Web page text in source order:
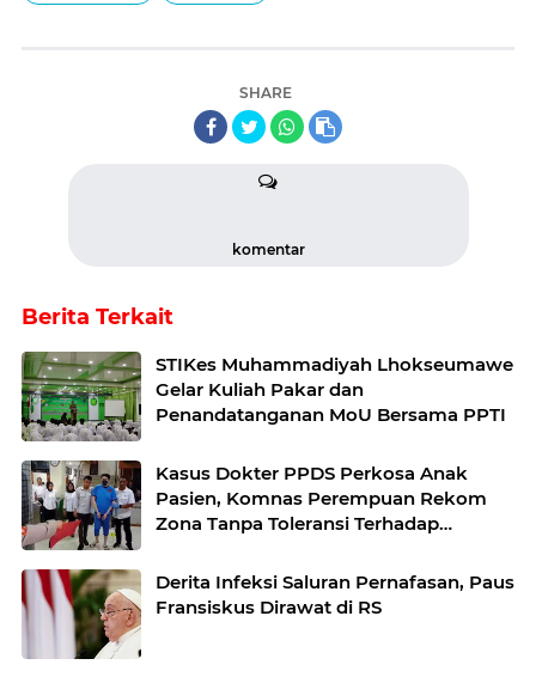
SHARE
komentar
Berita Terkait
STIKes Muhammadiyah Lhokseumawe
Gelar Kuliah Pakar dan
Penandatanganan MoU Bersama PPTI
Kasus Dokter PPDS Perkosa Anak
Pasien, Komnas Perempuan Rekom
Zona Tanpa Toleransi Terhadap
Derita Infeksi Saluran Pernafasan, Paus
Fransiskus Dirawat di RS